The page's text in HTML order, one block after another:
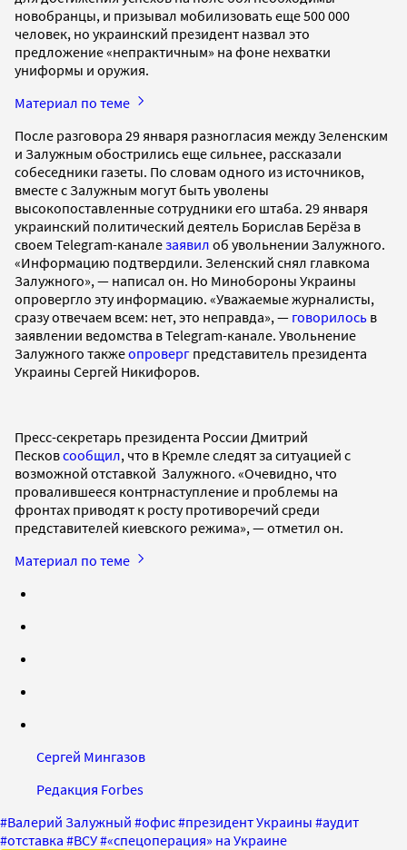
новобранцы, и призывал мобилизовать еще 500 000
человек, но украинский президент назвал это
предложение «непрактичным» на фоне нехватки
униформы и оружия.
Материал по теме
После разговора 29 января разногласия между Зеленским
и Залужным обострились еще сильнее, рассказали
собеседники газеты. По словам одного из источников,
вместе с Залужным могут быть уволены
высокопоставленные сотрудники его штаба. 29 января
украинский политический деятель Борислав Берёза в
своем Telegram-каналезаявил об увольнении Залужного.
«Информацию подтвердили. Зеленский снял главкома
Залужного», — написал он. Но Минобороны Украины
опровергло эту информацию. «Уважаемые журналисты,
сразу отвечаем всем: нет, это неправда», — говорилось в
заявлении ведомства в Telegram-канале. Увольнение
Залужного такжеопроверг представитель президента
Украины Сергей Никифоров.
Пресс-секретарь президента России Дмитрий
Песковсообщил, что в Кремле следят за ситуацией с
возможной отставкой Залужного. «Очевидно, что
провалившееся контрнаступление и проблемы на
фронтах приводят к росту противоречий среди
представителей киевского режима», — отметил он.
Материал по теме
Сергей Мингазов
Редакция Forbes
#Валерий Залужный #офис#президент Украины #аудит
#отставка #ВСУ#«спецоперация» на Украине